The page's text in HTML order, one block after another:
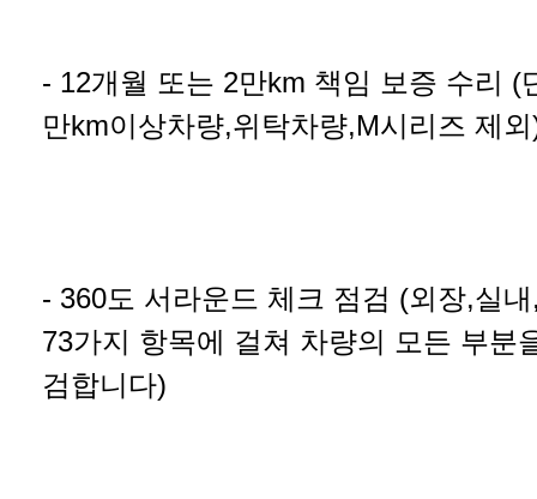
- 12개월 또는 2만km 책임 보증 수리 (
만km이상차량,위탁차량,M시리즈 제
- 360도 서라운드 체크 점검 (외장,실
73가지 항목에 걸쳐 차량의 모든 부분
검합니다)